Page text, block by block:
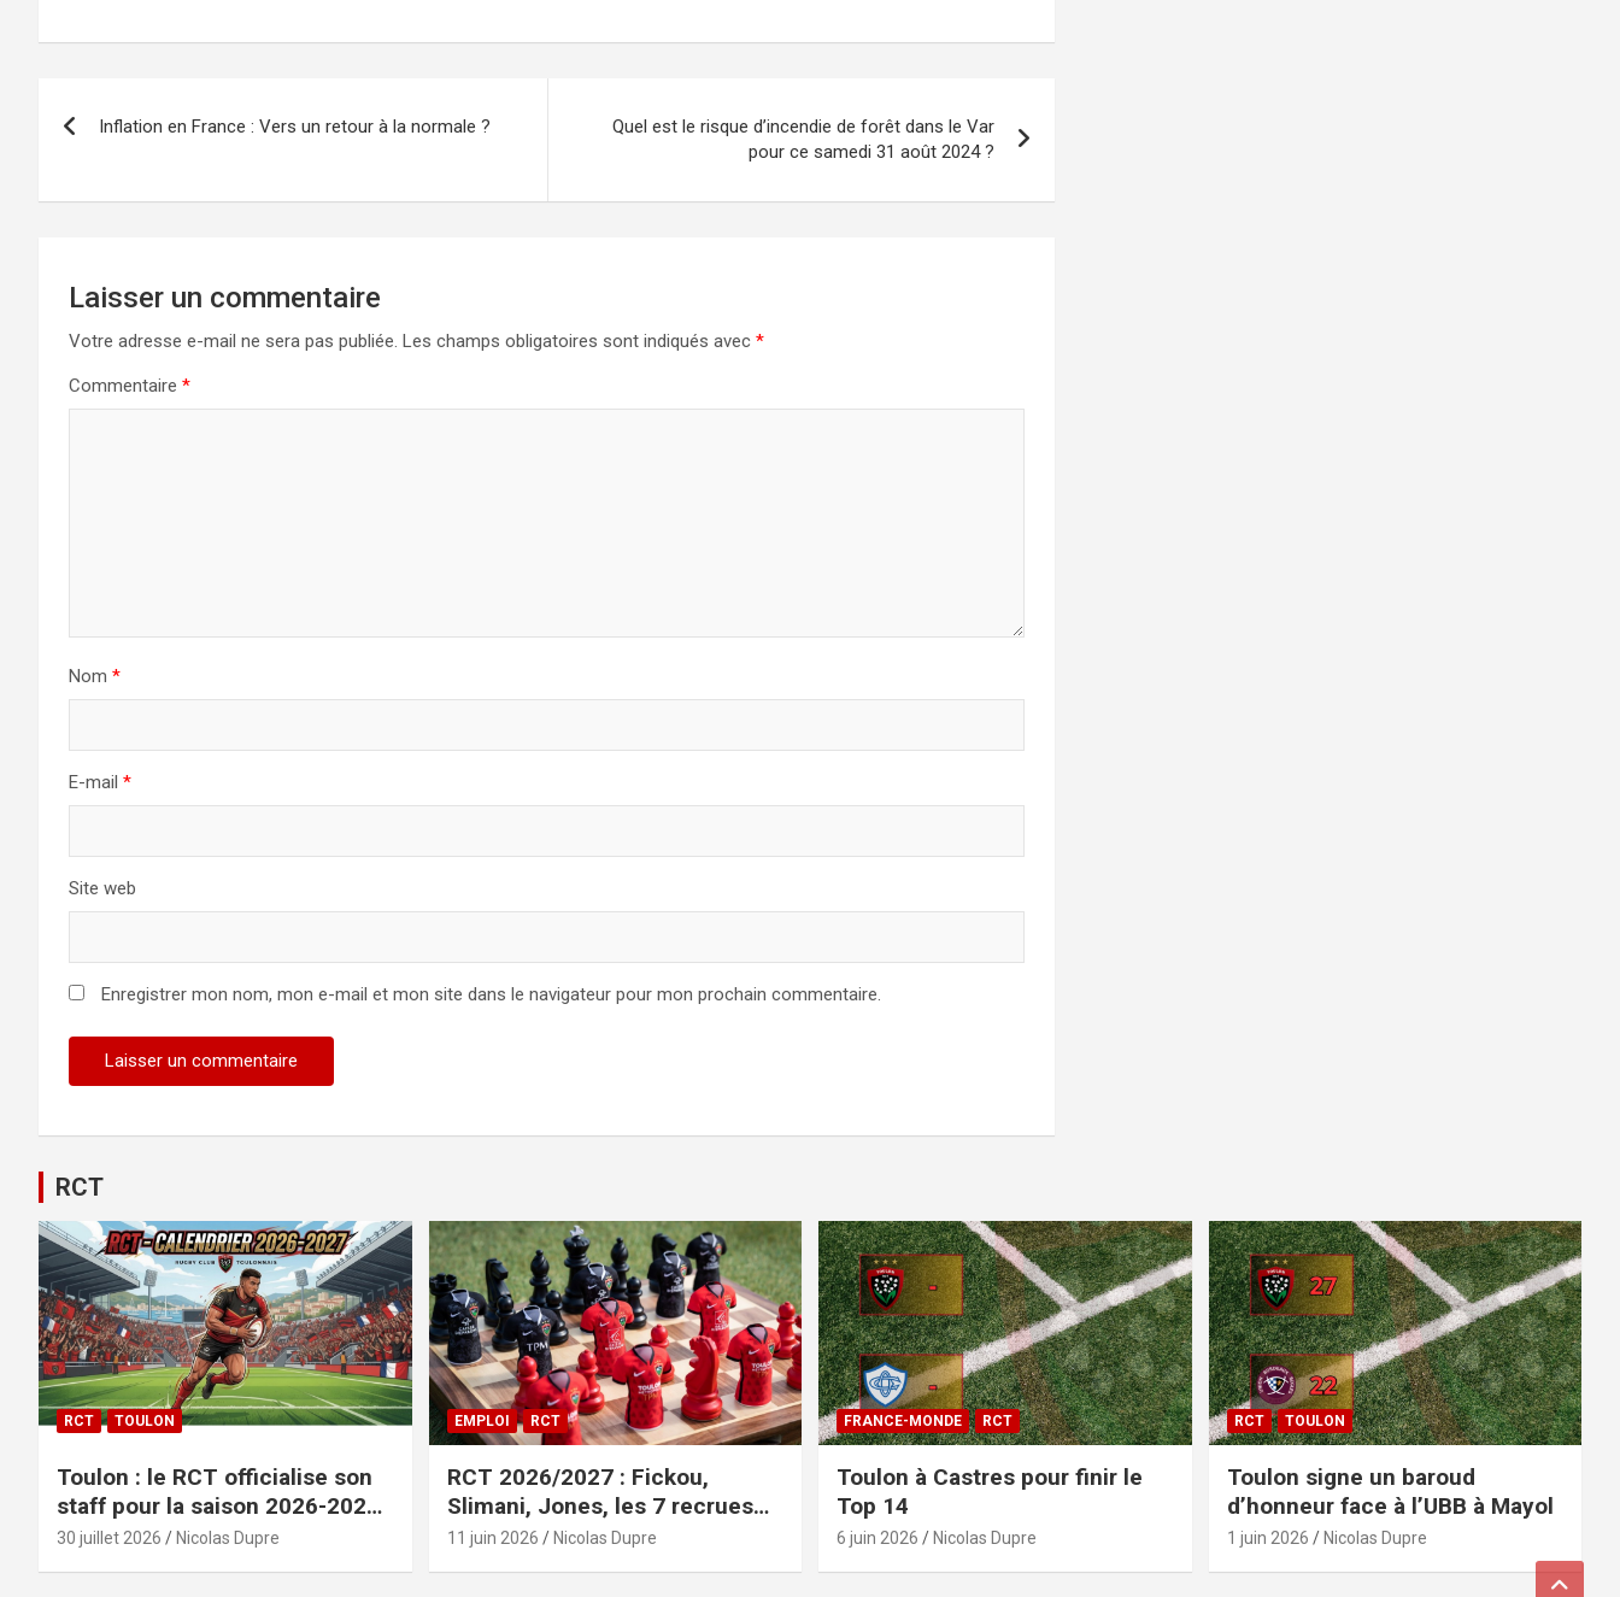
de
l’article
Inflation en France : Vers un retour à la normale ?
Quel est le risque d’incendie de forêt dans le Var
pour ce samedi 31 août 2024 ?
Laisser un commentaire
Votre adresse e-mail ne sera pas publiée. Les champs obligatoires sont indiqués avec *
Commentaire *
Nom *
E-mail *
Site web
Enregistrer mon nom, mon e-mail et mon site dans le navigateur pour mon prochain commentaire.
RCT
RCT TOULON
Toulon : le RCT officialise son
staff pour la saison 2026-2027+
le calendrier
30 juillet 2026 Nicolas Dupre
EMPLOI RCT
RCT 2026/2027 : Fickou,
Slimani, Jones, les 7 recrues
officialisées
11 juin 2026 Nicolas Dupre
FRANCE-MONDE RCT
Toulon à Castres pour finir le
Top 14
6 juin 2026 Nicolas Dupre
RCT TOULON
Toulon signe un baroud
d’honneur face à l’UBB à Mayol
1 juin 2026 Nicolas Dupre